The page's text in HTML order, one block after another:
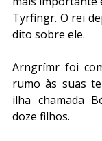
Tyrfingr. O rei
dito sobre ele.
Arngrímr foi
rumo às suas
ilha chamada
doze filhos.